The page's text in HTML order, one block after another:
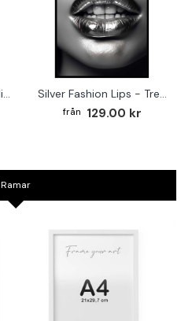
Fashion hat girl - Trendig svartvit poster Silver Fashion Lips - Trendig svartvit poster
129.00 kr
Ramar